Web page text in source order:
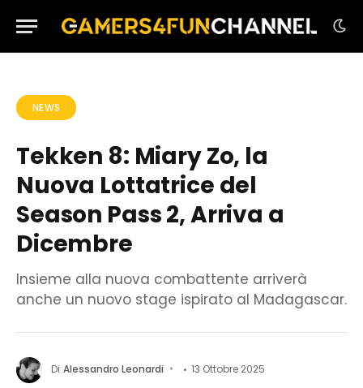
NEWS
Tekken 8: Miary Zo, la
Nuova Lottatrice del
Season Pass 2, Arriva a
Dicembre
Insieme alla nuova combattente arriverà
anche un nuovo stage ispirato al Madagascar.
Di Alessandro Leonardi 13 Ottobre 2025